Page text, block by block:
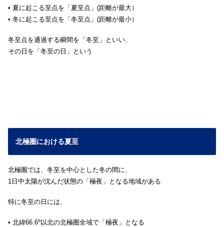
• 夏に起こる至点を「夏至点」(距離が最大）
• 冬に起こる至点を「冬至点」(距離が最小）
冬至点を通過する瞬間を「冬至」といい、
その日を「冬至の日」という
北極圏における夏至
北極圏では、冬至を中心とした冬の間に、
1日中太陽が沈んだ状態の「極夜」となる地域がある
特に冬至の日には、
• 北緯66.6º以北の北極圏全域で「極夜」となる